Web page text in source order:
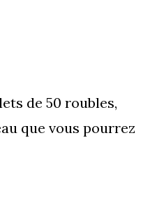
de 50 roubles,
que vous pourrez